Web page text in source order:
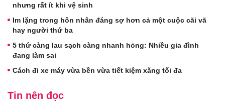
nhưng rất ít khi vệ sinh
Im lặng trong hôn nhân đáng sợ hơn cả một cuộc cãi vã
hay người thứ ba
5 thứ càng lau sạch càng nhanh hỏng: Nhiều gia đình
đang làm sai
Cách đi xe máy vừa bền vừa tiết kiệm xăng tối đa
Tin nên đọc